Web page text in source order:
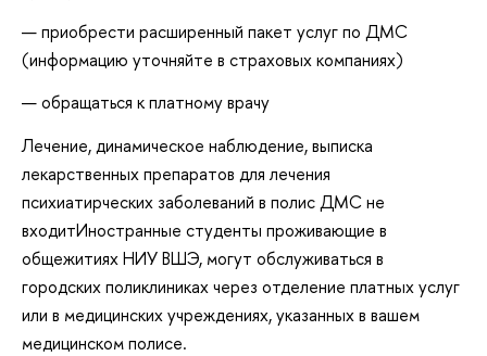
приобрести расширенный пакет услуг по ДМС
(информацию уточняйте в страховых компаниях)
обращаться к платному врачу
Лечение, динамическое наблюдение, выписка
лекарственных препаратов для лечения
психиатирческих заболеваний в полис ДМС не
входитИностранные студенты проживающие в
общежитиях НИУ ВШЭ, могут обслуживаться в
городских поликлиниках через отделение платных услуг
или в медицинских учреждениях, указанных в вашем
медицинском полисе.